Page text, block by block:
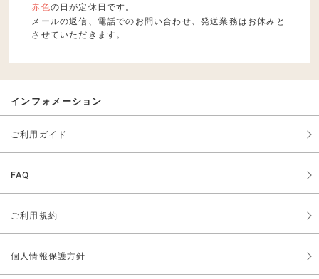
赤色の日が定休日です。
メールの返信、電話でのお問い合わせ、発送業務はお休みと
させていただきます。
インフォメーション
ご利用ガイド
FAQ
ご利用規約
個人情報保護方針